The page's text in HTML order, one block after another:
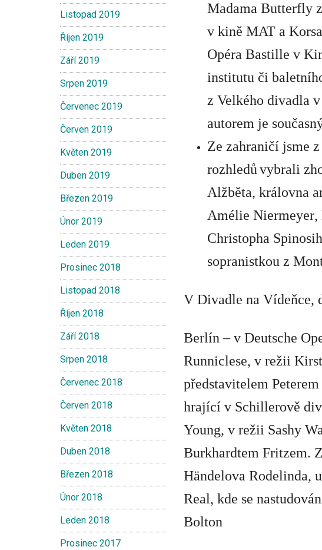
Madama Butterfly
v kině MAT a
Opéra Bastille v
institutu či
z Velkého divadla
autorem je
Ze zahraničí jsme
rozhledůvybrali
Alžběta, královna
Amélie Niermeyer,
Christopha
sopranistkou z
V Divadle na Vídeňce,
Berlín – v Deutsche
Runniclese, v režii
představitelem
hrající v Schillerově
Young, v režii Sashy
Burkhardtem Fritzem.
Händelova Rodelinda,
Real, kde se
Bolton
Listopad 2019
Říjen 2019
Září 2019
Srpen 2019
Červenec 2019
Červen 2019
Květen 2019
Duben 2019
Březen 2019
Únor 2019
Leden 2019
Prosinec 2018
Listopad 2018
Říjen 2018
Září 2018
Srpen 2018
Červenec 2018
Červen 2018
Květen 2018
Duben 2018
Březen 2018
Únor 2018
Leden 2018
Prosinec 2017